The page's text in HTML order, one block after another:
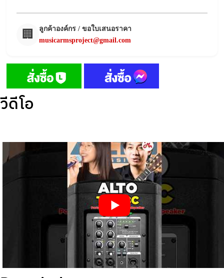
🏢
ลูกค้าองค์กร / ขอใบเสนอราคา
musicarmsproject@gmail.com
วีดีโอ